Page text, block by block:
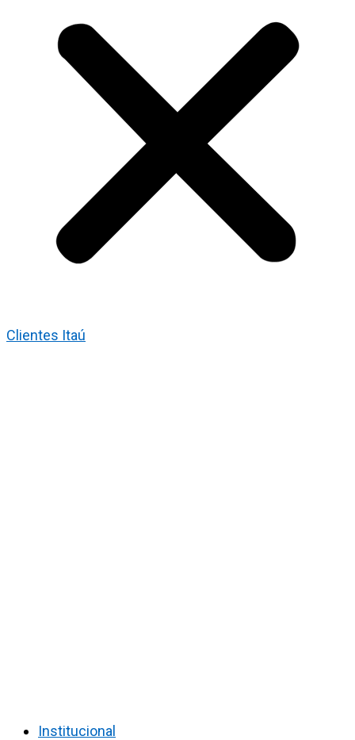
Clientes Itaú
Institucional